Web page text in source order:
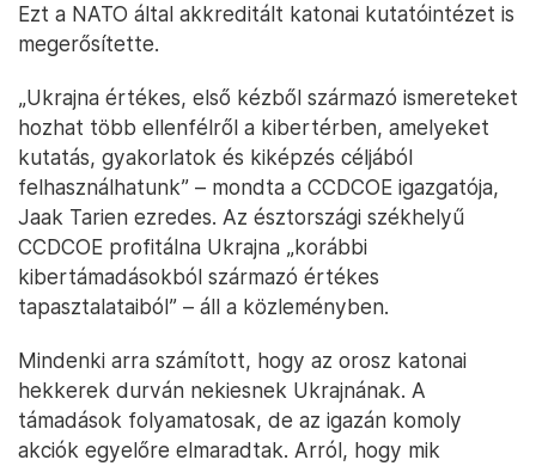
Ezt a NATO által akkreditált katonai kutatóintézet is
megerősítette.
„Ukrajna értékes, első kézből származó ismereteket
hozhat több ellenfélről a kibertérben, amelyeket
kutatás, gyakorlatok és kiképzés céljából
felhasználhatunk” – mondta a CCDCOE igazgatója,
Jaak Tarien ezredes. Az észtországi székhelyű
CCDCOE profitálna Ukrajna „korábbi
kibertámadásokból származó értékes
tapasztalataiból” – áll a közleményben.
Mindenki arra számított, hogy az orosz katonai
hekkerek durván nekiesnek Ukrajnának. A
támadások folyamatosak, de az igazán komoly
akciók egyelőre elmaradtak. Arról, hogy mik